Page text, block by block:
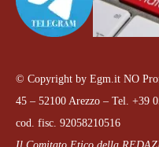
© Copyright by Egm.it NO
45 – 52100 Arezzo – Tel. +39
cod. fisc. 92058210516